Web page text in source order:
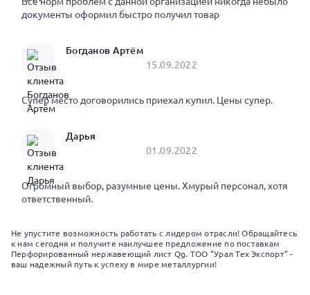
документы оформил быстро получил товар
Богданов Артём
15.09.2022
Супер место договорились приехал купил. Цены супер.
Дарья
01.09.2022
Огромный выбор, разумные цены. Хмурый персонал, хотя
ответственный.
Не упустите возможность работать с лидером отрасли! Обращайтесь
к нам сегодня и получите наилучшее предложение по поставкам
Перфорированный нержавеющий лист Qg. ТОО "Урал Тех Экспорт" -
ваш надежный путь к успеху в мире металлургии!